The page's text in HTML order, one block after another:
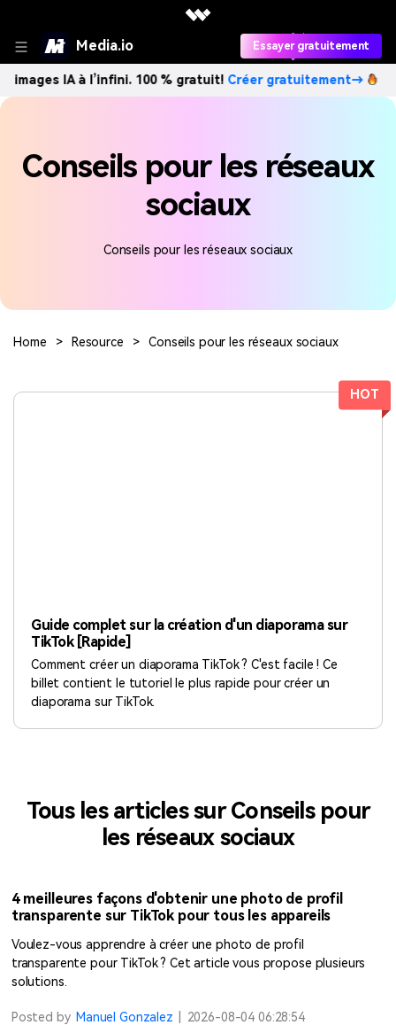
Media.io Essayer gratuitement
images IA à l’infini. 100 % gratuit!Créer gratuitement→
Conseils pour les réseaux
sociaux
Conseils pour les réseaux sociaux
Home > Resource > Conseils pour les réseaux sociaux
HOT
Guide complet sur la création d'un diaporama sur
TikTok [Rapide]
Comment créer un diaporama TikTok ? C'est facile ! Ce
billet contient le tutoriel le plus rapide pour créer un
diaporama sur TikTok.
Tous les articles sur Conseils pour
les réseaux sociaux
4 meilleures façons d'obtenir une photo de profil
transparente sur TikTok pour tous les appareils
Voulez-vous apprendre à créer une photo de profil
transparente pour TikTok ? Cet article vous propose plusieurs
solutions.
Posted by Manuel Gonzalez 2026-08-04 06:28:54